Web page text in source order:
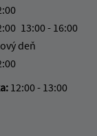
13:00 - 16:00
deň
12:00 - 13:00